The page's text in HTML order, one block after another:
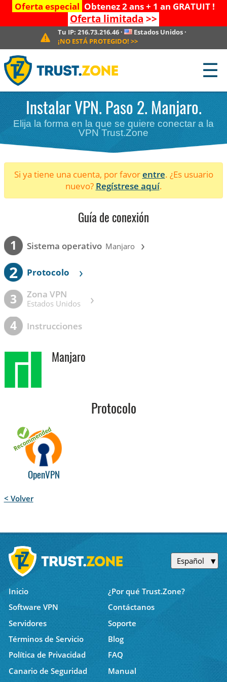
Oferta especial Obtenez 2 ans + 1 an GRATUIT !
Oferta limitada >>
Tu IP:216.73.216.46 · Estados Unidos·
¡NO ESTÁ PROTEGIDO! >>
☰
Instalar VPN. Paso 2. Manjaro.
Elija la forma en la que se quiere conectar a la
VPN Trust.Zone
Si ya tiene una cuenta, por favorentre. ¿Es usuario
nuevo? Regístrese aquí.
Guía de conexión
1 Sistema operativo Manjaro ›
2 Protocolo ›
3 Zona VPN
Estados Unidos ›
4 Instrucciones
Manjaro
Protocolo
OpenVPN
< Volver
Español
Inicio
¿Por qué Trust.Zone?
Software VPN
Contáctanos
Servidores
Soporte
Términos de Servicio
Blog
Política de Privacidad
FAQ
Canario de Seguridad
Manual